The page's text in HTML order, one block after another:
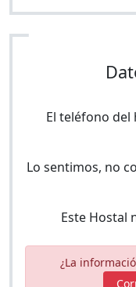
El teléfono del
Lo sentimos, no
Este Hostal
¿La